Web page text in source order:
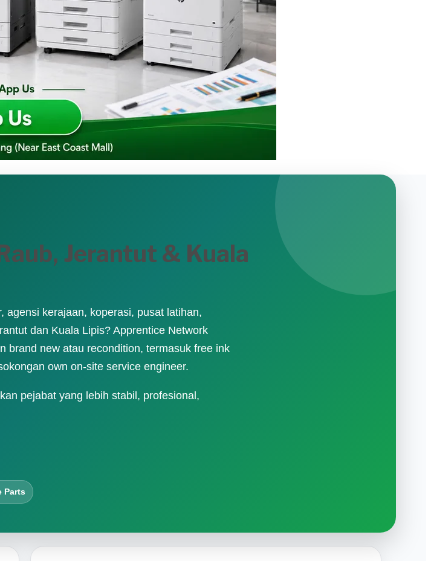
Jerantut & Kuala
agensi kerajaan, koperasi, pusat latihan,
dan Kuala Lipis? Apprentice Network
brand new atau recondition, termasuk free ink
own on-site service engineer.
pejabat yang lebih stabil, profesional,
Parts